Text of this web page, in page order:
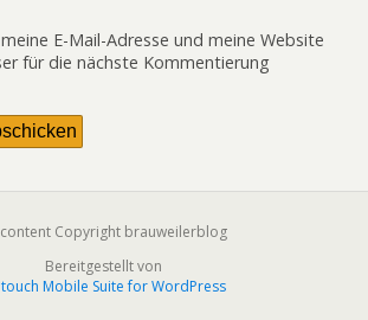
E-Mail-Adresse und meine Website
für die nächste Kommentierung
Copyright brauweilerblog
Bereitgestellt von
Mobile Suite for WordPress